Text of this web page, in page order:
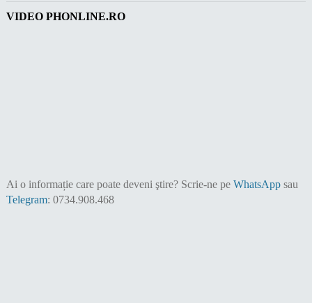
VIDEO PHONLINE.RO
Ai o informație care poate deveni ştire? Scrie-ne pe WhatsAppsau
Telegram: 0734.908.468